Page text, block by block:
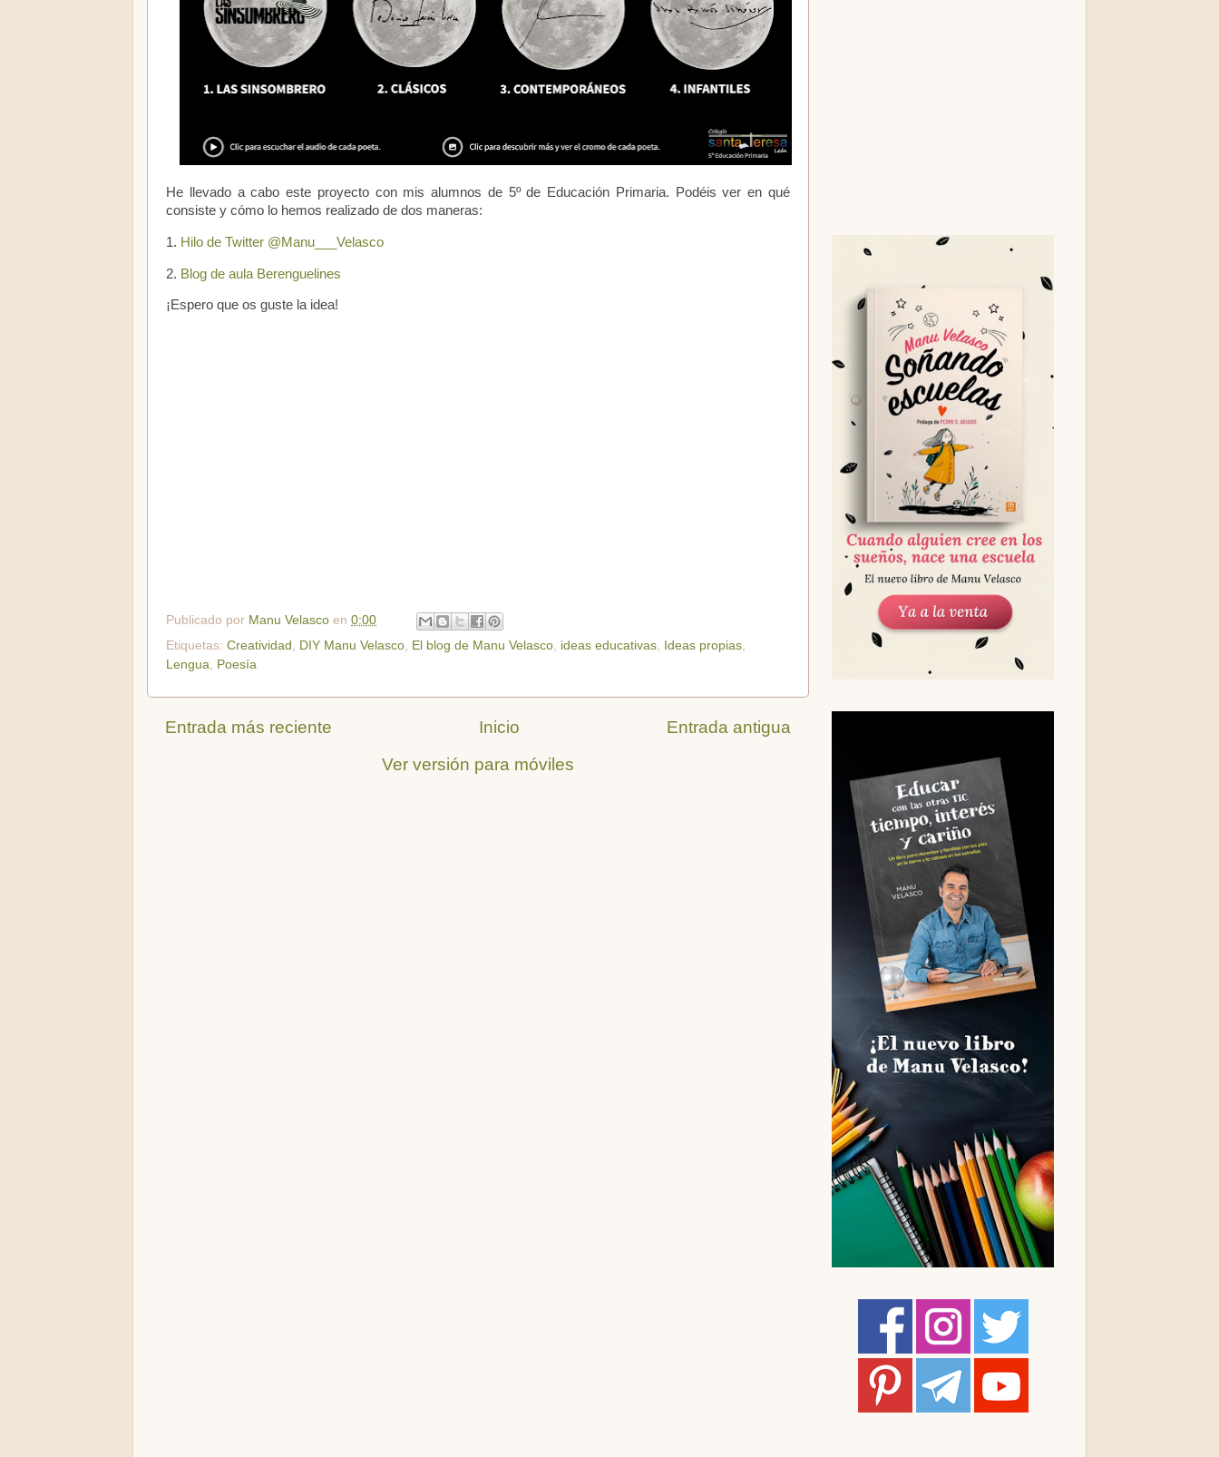
He llevado a cabo este proyecto con mis alumnos de 5º de Educación Primaria. Podéis ver en qué
consiste y cómo lo hemos realizado de dos maneras:
1. Hilo de Twitter @Manu___Velasco
2. Blog de aula Berenguelines
¡Espero que os guste la idea!
Publicado por Manu Velasco en 0:00
Etiquetas: Creatividad DIY Manu Velasco El blog de Manu Velasco ideas educativas Ideas propias
Lengua
Poesía
Entrada más reciente Entrada antigua
Inicio
Ver versión para móviles